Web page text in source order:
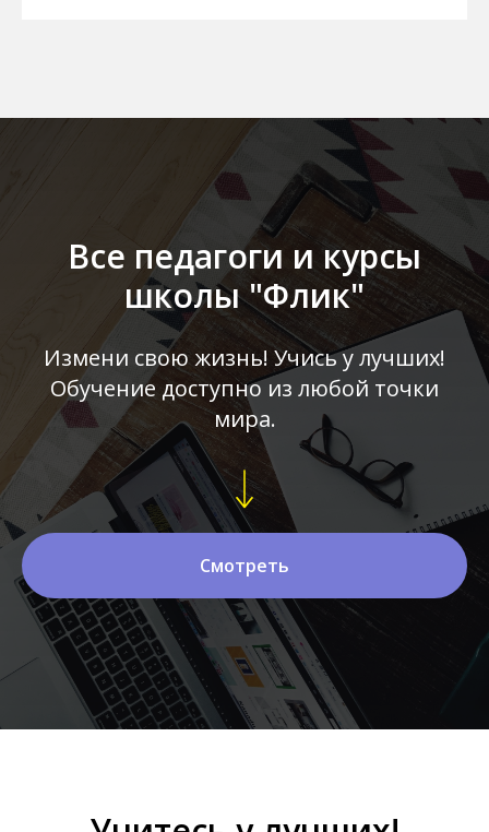
Все педагоги и курсы
школы "Флик"
Измени свою жизнь! Учись у лучших!
Обучение доступно из любой точки
мира.
Смотреть